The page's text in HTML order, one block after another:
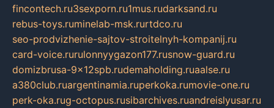
fincontech.ru3sexporn.ru1mus.rudarksand.ru
rebus-toys.ruminelab-msk.rurtdco.ru
seo-prodvizhenie-sajtov-stroitelnyh-kompanij.ru
card-voice.rurulonnyygazon177.rusnow-guard.ru
domizbrusa-9x12spb.rudemaholding.ruaalse.ru
a380club.ruargentinamia.ruperkoka.rumovie-one.ru
perk-oka.rug-octopus.rusibarchives.ruandreislyusar.ru